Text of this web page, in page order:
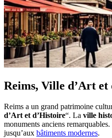
Reims, Ville d’Art et
Reims a un grand patrimoine
d’Art et d’Histoire“. La ville
monuments anciens
jusqu’aux bâtiments modernes.